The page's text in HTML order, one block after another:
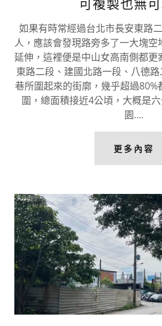
如果有時常經過台北市長安東路
人，應該會發現路旁多了一大塊
延伸，這裡便是中山女高南側都更
東路二段、建國北路一段、八德
巷所圍起來的街廓，幾乎超過
圍，總面積接近4公頃，大概是
園....
更多內容